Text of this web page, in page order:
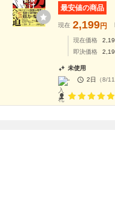
最安値の商品
現在 2,199円
現在価格
即決価格
未使用
-
2日 （8/